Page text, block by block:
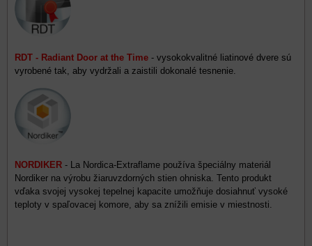
RDT - Radiant Door at the Time - vysokokvalitné liatinové dvere sú
vyrobené tak, aby vydržali a zaistili dokonalé tesnenie.
NORDIKER - La Nordica-Extraflame používa špeciálny materiál
Nordiker na výrobu žiaruvzdorných stien ohniska. Tento produkt
vďaka svojej vysokej tepelnej kapacite umožňuje dosiahnuť vysoké
teploty v spaľovacej komore, aby sa znížili emisie v miestnosti.